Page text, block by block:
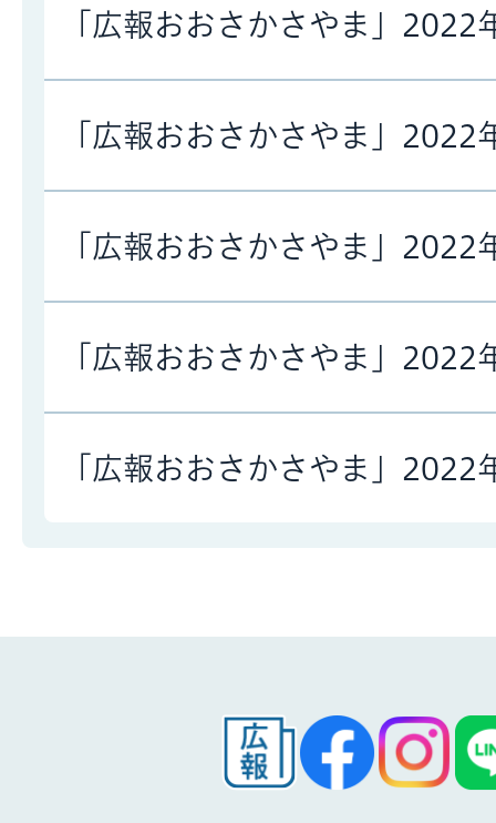
「広報おおさかさやま」2022
「広報おおさかさやま」2022
「広報おおさかさやま」2022
「広報おおさかさやま」2022
「広報おおさかさやま」2022